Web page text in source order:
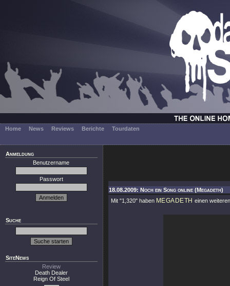
Home News Reviews Berichte Tourdaten
Anmeldung
Benutzername
Passwort
Suche
SiteNews
Review
Death Dealer
Reign Of Steel
18.08.2009: Noch ein Song online (Megadeth)
Mit "1,320" haben MEGADETH einen